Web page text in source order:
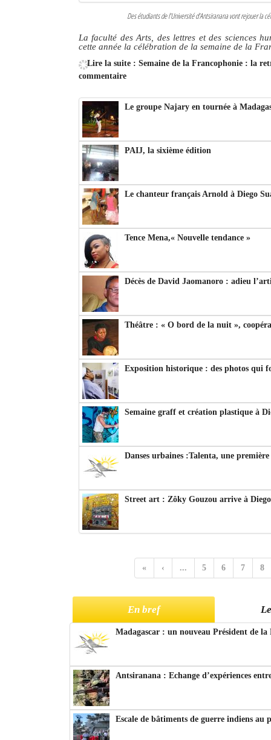
Des étudiants de l’Université d’Antsiranana vont rejouer la
La faculté des Arts, des lettres et des sciences
cette année la célébration de la semaine de la
Lire la suite : Semaine de la Francophonie : la
commentaire
Le groupe Najary en tournée à
PAIJ, la sixième édition
Le chanteur français Arnold à Diego
Tence Mena,« Nouvelle tendance »
Décès de David Jaomanoro : adieu
Théâtre : « O bord de la nuit »,
Exposition historique : des photos qui
Semaine graff et création plastique à
Danses urbaines :Talenta, une
Street art : Zôky Gouzou arrive à
« ‹ ... 5 6 7 8
En bref
Madagascar : un nouveau Président de
Antsiranana : Echange d’expériences
Escale de bâtiments de guerre indiens au